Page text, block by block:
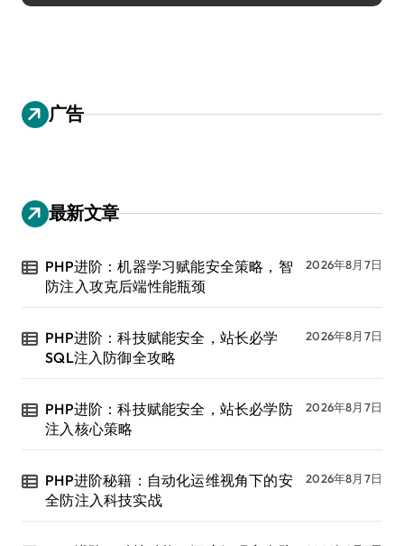
广告
最新文章
PHP进阶：机器学习赋能安全策略，智
防注入攻克后端性能瓶颈
2026年8月7日
PHP进阶：科技赋能安全，站长必学
SQL注入防御全攻略
2026年8月7日
PHP进阶：科技赋能安全，站长必学防
注入核心策略
2026年8月7日
PHP进阶秘籍：自动化运维视角下的安
全防注入科技实战
2026年8月7日